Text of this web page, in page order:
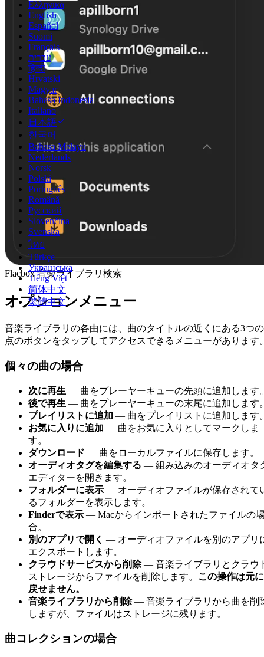
Ελληνικά
English
Español
Suomi
Français
עברית
हिन्दी
Hrvatski
Magyar
Bahasa Indonesia
Italiano
日本語
한국어
Bahasa Melayu
Nederlands
Norsk
Polski
Português
Română
Русский
Slovenčina
Svenska
ไทย
Türkçe
Українська
Tiếng Việt
简体中文
繁體中文
Flacbox 音楽ライブラリ検索
オプションメニュー
音楽ライブラリの各曲には、曲のタイトルの近くにある3つの
点のボタンをタップしてアクセスできるメニューがあります
個々の曲の場合
次に再生 — 曲をプレーヤーキューの先頭に追加します
後で再生 — 曲をプレーヤーキューの末尾に追加します
プレイリストに追加 — 曲をプレイリストに追加します
お気に入りに追加 — 曲をお気に入りとしてマークしま
す。
ダウンロード — 曲をローカルファイルに保存します。
オーディオタグを編集する — 組み込みのオーディオタ
エディターを開きます。
フォルダーに表示 — オーディオファイルが保存されて
るフォルダーを表示します。
Finderで表示 — Macからインポートされたファイルの
合。
別のアプリで開く — オーディオファイルを別のアプリ
エクスポートします。
クラウドサービスから削除— 音楽ライブラリとクラウ
ストレージからファイルを削除します。 この操作は元に
戻せません。
音楽ライブラリから削除— 音楽ライブラリから曲を削
しますが、ファイルはストレージに残ります。
曲コレクションの場合